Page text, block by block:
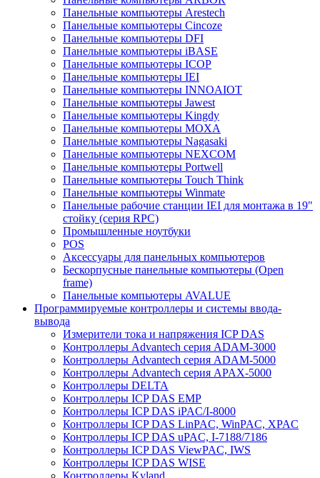
Панельные компьютеры Arestech
Панельные компьютеры Cincoze
Панельные компьютеры DFI
Панельные компьютеры iBASE
Панельные компьютеры ICOP
Панельные компьютеры IEI
Панельные компьютеры INNOAIOT
Панельные компьютеры Jawest
Панельные компьютеры Kingdy
Панельные компьютеры MOXA
Панельные компьютеры Nagasaki
Панельные компьютеры NEXCOM
Панельные компьютеры Portwell
Панельные компьютеры Touch Think
Панельные компьютеры Winmate
Панельные рабочие станции IEI для монтажа в 19"
стойку (серия RPC)
Промышленные ноутбуки
POS
Аксессуары для панельных компьютеров
Бескорпусные панельные компьютеры (Open
frame)
Панельные компьютеры AVALUE
Программируемые контроллеры и системы ввода-
вывода
Измерители тока и напряжения ICP DAS
Контроллеры Advantech серия ADAM-3000
Контроллеры Advantech серия ADAM-5000
Контроллеры Advantech серия APAX-5000
Контроллеры DELTA
Контроллеры ICP DAS EMP
Контроллеры ICP DAS iPAC/I-8000
Контроллеры ICP DAS LinPAC, WinPAC, XPAC
Контроллеры ICP DAS uPAC, I-7188/7186
Контроллеры ICP DAS ViewPAC, IWS
Контроллеры ICP DAS WISE
Контроллеры Kyland